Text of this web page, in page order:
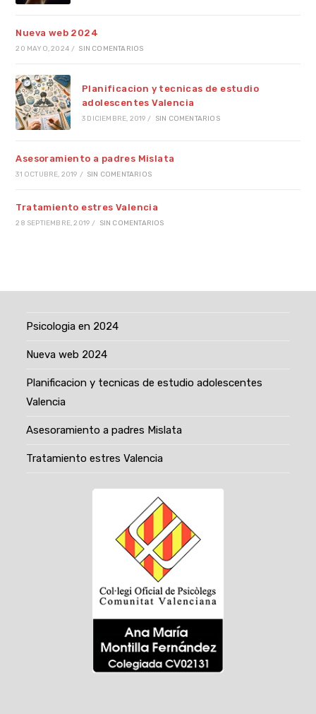
Nueva web 2024
20 MAYO, 2024 / SIN COMENTARIOS
Planificacion y tecnicas de estudio
adolescentes Valencia
3 DICIEMBRE, 2019 / SIN COMENTARIOS
Asesoramiento a padres Mislata
31 OCTUBRE, 2019 / SIN COMENTARIOS
Tratamiento estres Valencia
28 SEPTIEMBRE, 2019 / SIN COMENTARIOS
Psicologia en 2024
Nueva web 2024
Planificacion y tecnicas de estudio adolescentes
Valencia
Asesoramiento a padres Mislata
Tratamiento estres Valencia